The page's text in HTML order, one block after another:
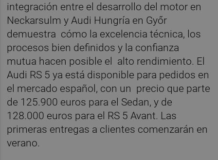
integración entre el desarrollo del motor en
Neckarsulm y Audi Hungría en Győr
demuestra cómo la excelencia técnica, los
procesos bien definidos y la confianza
mutua hacen posible el alto rendimiento. El
Audi RS 5 ya está disponible para pedidos en
el mercado español, con un precio que parte
de 125.900 euros para el Sedan, y de
128.000 euros para el RS 5 Avant. Las
primeras entregas a clientes comenzarán en
verano.